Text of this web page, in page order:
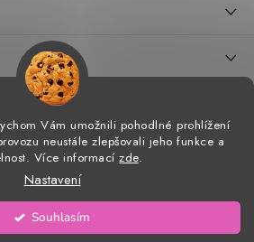
Vám umožnili pohodlné prohlížení
neustále zlepšovali jeho funkce a
Více informacízde.
Nastavení
Souhlasím
údajů
Vytvořil Shoptet
práva vyhrazena.Upravit nastavení cookies